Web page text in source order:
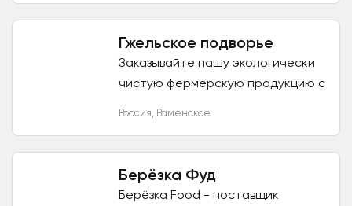
Гжельское подворье
Заказывайте нашу экологически
чистую фермерскую продукцию с
Россия, Раменское
Берёзка Фуд
Берёзка Food - поставщик